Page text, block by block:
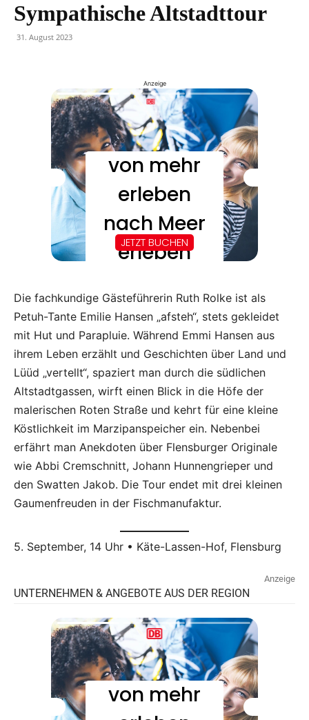
Sympathische Altstadttour
31. August 2023
Anzeige
Die fachkundige Gästeführerin Ruth Rolke ist als
Petuh-Tante Emilie Hansen „afsteh“, stets gekleidet
mit Hut und Parapluie. Während Emmi Hansen aus
ihrem Leben erzählt und Geschichten über Land und
Lüüd „vertellt“, spaziert man durch die südlichen
Altstadtgassen, wirft einen Blick in die Höfe der
malerischen Roten Straße und kehrt für eine kleine
Köstlichkeit im Marzipanspeicher ein. Nebenbei
erfährt man Anekdoten über Flensburger Originale
wie Abbi Cremschnitt, Johann Hunnengrieper und
den Swatten Jakob. Die Tour endet mit drei kleinen
Gaumenfreuden in der Fischmanufaktur.
5. September, 14 Uhr • Käte-Lassen-Hof, Flensburg